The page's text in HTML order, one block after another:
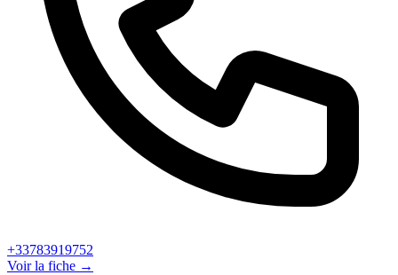
+33783919752
Voir la fiche →